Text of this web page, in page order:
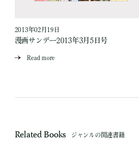
2013年02月19日
漫画サンデー2013年3月5日号
Read more
Related Books ジャンルの関連書籍